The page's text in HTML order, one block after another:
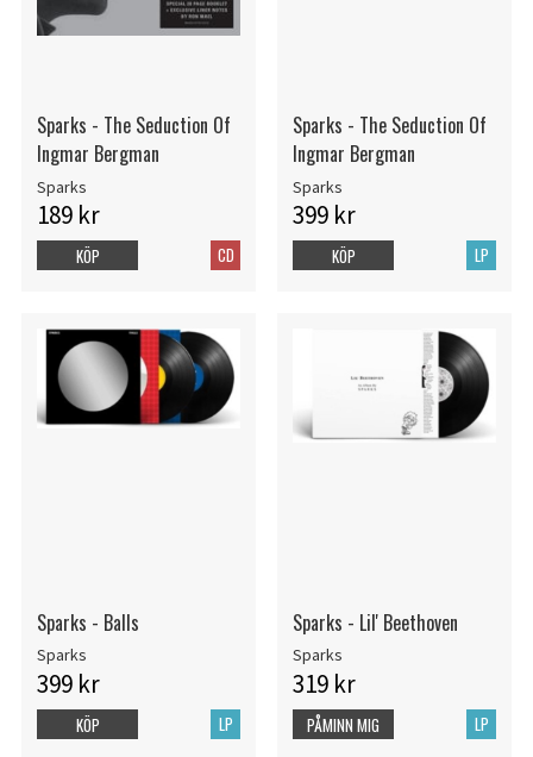
Sparks - The Seduction Of
Ingmar Bergman
Sparks
189 kr
CD
KÖP
Sparks - The Seduction Of
Ingmar Bergman
Sparks
399 kr
LP
KÖP
Sparks - Balls
Sparks
399 kr
LP
KÖP
Sparks - Lil' Beethoven
Sparks
319 kr
LP
PÅMINN MIG